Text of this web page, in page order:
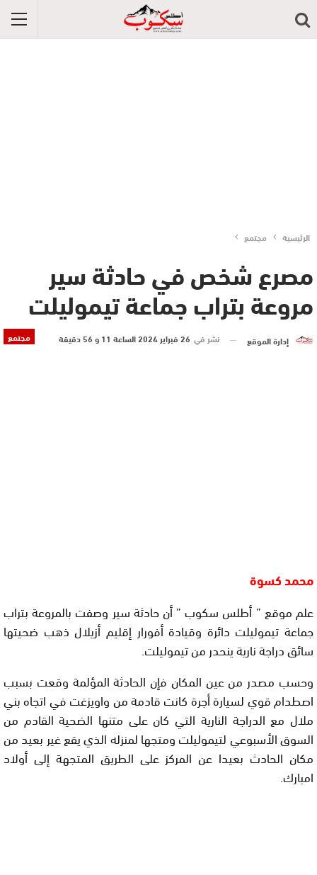
الرئيسية مجتمع
مصرع شخص في حادثة سير
مروعة بتراب جماعة تيموليلت
مجتمع إدارة الموقع نشر في 26 فبراير 2024 الساعة 11 و 56 دقيقة
محمد كسوة
علم موقع ” أطلس سكوب ” أن حادثة سير وصفت بالمروعة بتراب
جماعة تيموليلت دائرة وقيادة أفورار إقليم أزيلال ذهب ضحيتها
سائق دراجة نارية ينحدر من تيموليلت.
وحسب مصدر من عين المكان فإن الحادثة المؤلمة وقعت بسبب
اصطدام قوي لسيارة أجرة كانت قادمة من واويزغت في اتجاه بني
ملال مع الدراجة النارية التي كان على متنها الضحية القادم من
السوق الأسبوعي لتيموليلت ومتجها لمنزله الذي يقع غير بعيد من
مكان الحادث بعيدا عن المركز على الطريق المتجهة إلى أولاد
امبارك.